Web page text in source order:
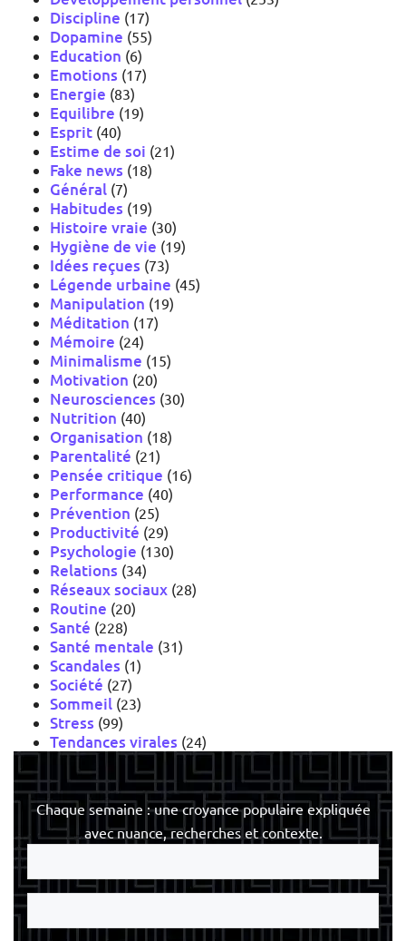
Discipline (17)
Dopamine (55)
Education (6)
Emotions (17)
Energie (83)
Equilibre (19)
Esprit (40)
Estime de soi (21)
Fake news (18)
Général (7)
Habitudes (19)
Histoire vraie (30)
Hygiène de vie (19)
Idées reçues (73)
Légende urbaine (45)
Manipulation (19)
Méditation (17)
Mémoire (24)
Minimalisme (15)
Motivation (20)
Neurosciences (30)
Nutrition (40)
Organisation (18)
Parentalité (21)
Pensée critique (16)
Performance (40)
Prévention (25)
Productivité (29)
Psychologie (130)
Relations (34)
Réseaux sociaux (28)
Routine (20)
Santé (228)
Santé mentale (31)
Scandales (1)
Société (27)
Sommeil (23)
Stress (99)
Tendances virales (24)
Chaque semaine : une croyance populaire expliquée
avec nuance, recherches et contexte.
Votre
e-
mail
Votre